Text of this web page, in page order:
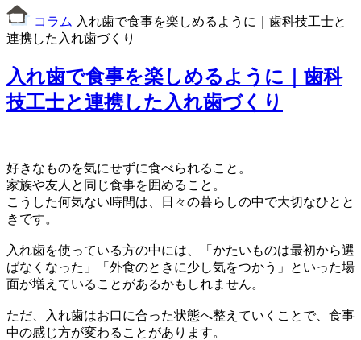
コラム 入れ歯で食事を楽しめるように｜歯科技工士と
連携した入れ歯づくり
入れ歯で食事を楽しめるように｜歯科
技工士と連携した入れ歯づくり
好きなものを気にせずに食べられること。
家族や友人と同じ食事を囲めること。
こうした何気ない時間は、日々の暮らしの中で大切なひとと
きです。
入れ歯を使っている方の中には、「かたいものは最初から選
ばなくなった」「外食のときに少し気をつかう」といった場
面が増えていることがあるかもしれません。
ただ、入れ歯はお口に合った状態へ整えていくことで、食事
中の感じ方が変わることがあります。